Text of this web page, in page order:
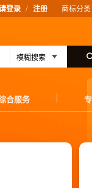
登录 / 注册 商标分类
合服务